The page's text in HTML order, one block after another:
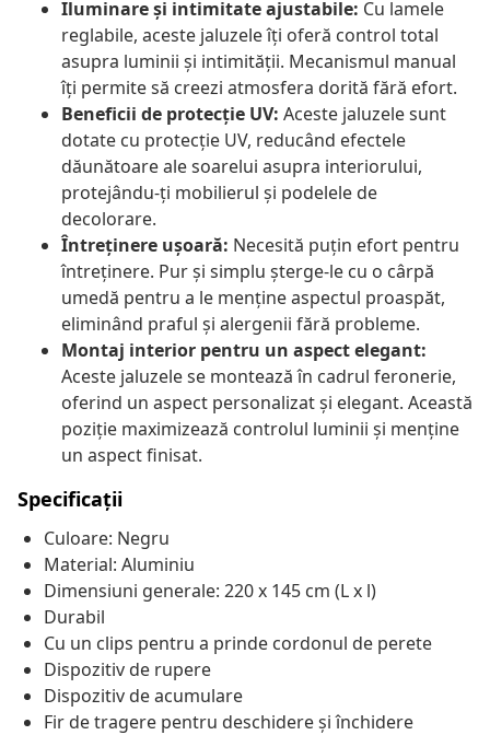
Iluminare și intimitate ajustabile: Cu lamele
reglabile, aceste jaluzele îți oferă control total
asupra luminii și intimității. Mecanismul manual
îți permite să creezi atmosfera dorită fără efort.
Beneficii de protecție UV: Aceste jaluzele sunt
dotate cu protecție UV, reducând efectele
dăunătoare ale soarelui asupra interiorului,
protejându-ți mobilierul și podelele de
decolorare.
Întreținere ușoară: Necesită puțin efort pentru
întreținere. Pur și simplu șterge-le cu o cârpă
umedă pentru a le menține aspectul proaspăt,
eliminând praful și alergenii fără probleme.
Montaj interior pentru un aspect elegant:
Aceste jaluzele se montează în cadrul feronerie,
oferind un aspect personalizat și elegant. Această
poziție maximizează controlul luminii și menține
un aspect finisat.
Specificații
Culoare: Negru
Material: Aluminiu
Dimensiuni generale: 220 x 145 cm (L x l)
Durabil
Cu un clips pentru a prinde cordonul de perete
Dispozitiv de rupere
Dispozitiv de acumulare
Fir de tragere pentru deschidere și închidere